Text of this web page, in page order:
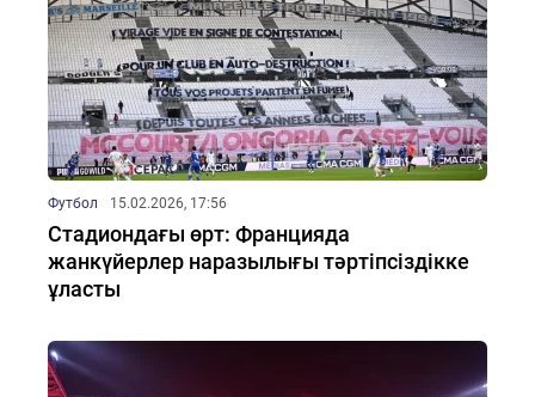
Футбол 15.02.2026, 17:56
Стадиондағы өрт: Францияда
жанкүйерлер наразылығы тәртіпсіздікке
ұласты